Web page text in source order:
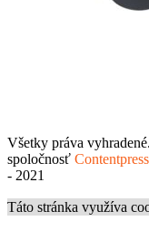
Všetky práva
spoločnosť
- 2021
Táto stránka využíva